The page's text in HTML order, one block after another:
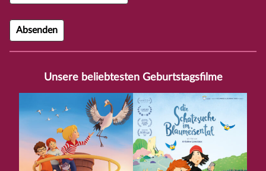
Unsere beliebtesten Geburtstagsfilme